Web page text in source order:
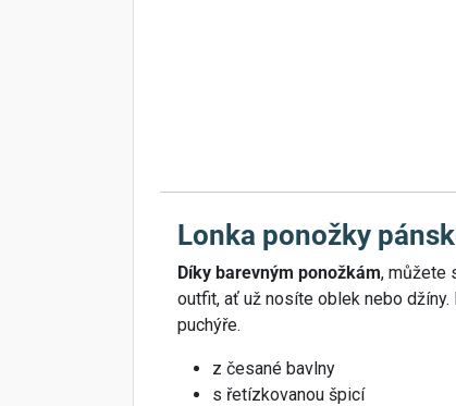
Lonka ponožky
Díky barevným ponožkám, můžete
outfit, ať už nosíte oblek nebo
puchýře.
z česané bavlny
s řetízkovanou špicí